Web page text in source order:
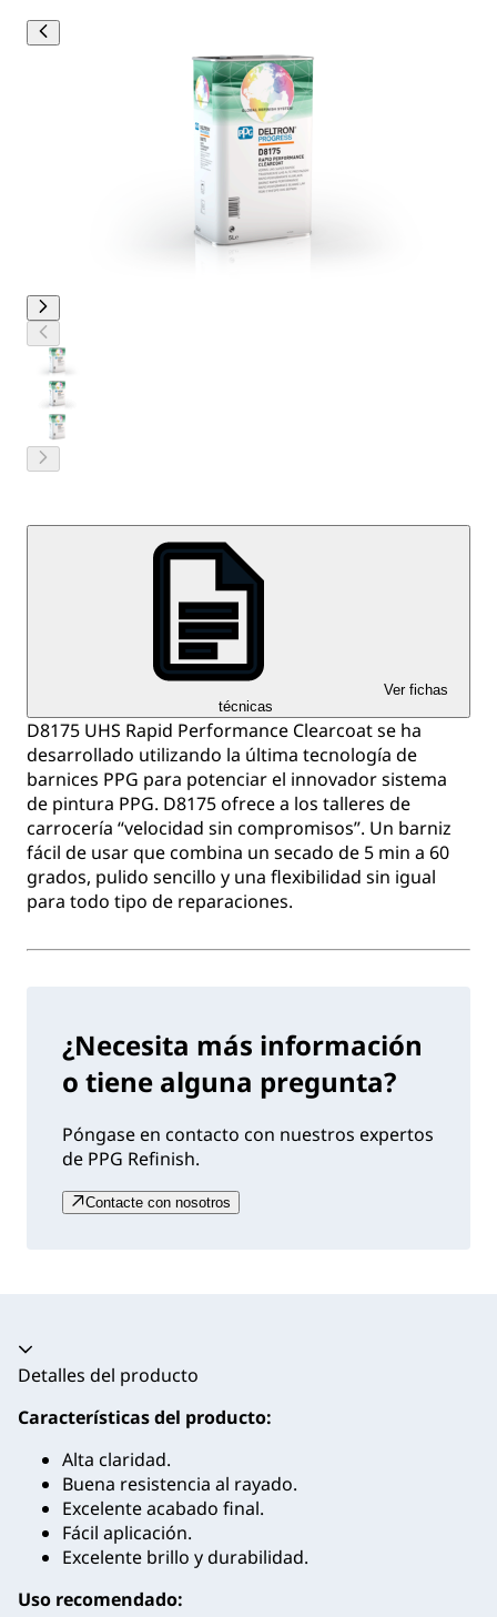
Ver fichas
técnicas
D8175 UHS Rapid Performance Clearcoat se ha
desarrollado utilizando la última tecnología de
barnices PPG para potenciar el innovador sistema
de pintura PPG. D8175 ofrece a los talleres de
carrocería “velocidad sin compromisos”. Un barniz
fácil de usar que combina un secado de 5 min a 60
grados, pulido sencillo y una flexibilidad sin igual
para todo tipo de reparaciones.
¿Necesita más información
o tiene alguna pregunta?
Póngase en contacto con nuestros expertos
de PPG Refinish.
Contacte con nosotros
Acordeón colapsado
Detalles del producto
Características del producto:
Alta claridad.
Buena resistencia al rayado.
Excelente acabado final.
Fácil aplicación.
Excelente brillo y durabilidad.
Uso recomendado: